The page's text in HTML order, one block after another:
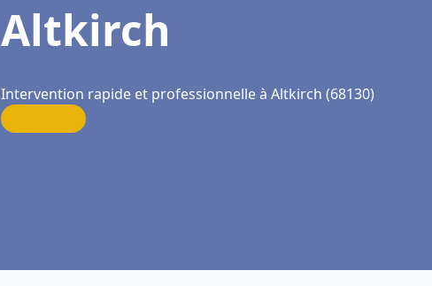
Altkirch
Intervention rapide et professionnelle à Altkirch (68130)